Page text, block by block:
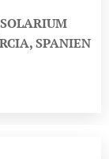
SPANIEN